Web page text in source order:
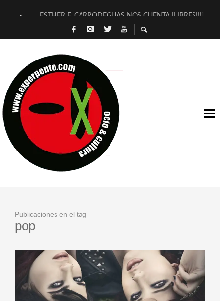
ESTHER F. CARRODEGUAS NOS CUENTA [LIBRES!!!]
[TERRA DE GUAPES] DE SANDRA MONFORT
TIMBRE 4, LA ESCUELA DEL DIRECTOR TEATRAL CLAUDIO
30 AÑOS (NO ES NADA) DE LA KATARSIS DEL TOMATAZO
MILITARES JUDÍAS EN #EXVITA
D’BALDOMEROS REINVENTAN [BITÁCORA 3.0] EN EXVITA
MARSHALL FLASH PRESENTA EN EXVITA [RELATIVA
JOFRE BARDAGÍ EN EXVITA INTERPRETANDO A SERRAT
Publicaciones en el tag
pop